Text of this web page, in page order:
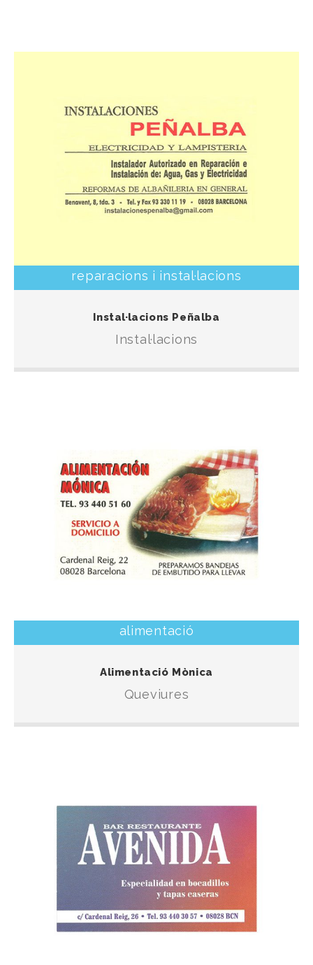
reparacions i instal·lacions
Instal·lacions Peñalba
Instal·lacions
alimentació
Alimentació Mònica
Queviures